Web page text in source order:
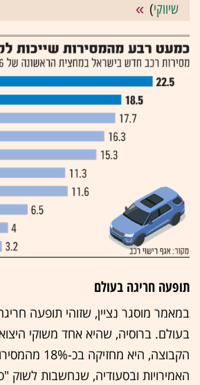
שיווקי)
תופעה חריגה בעולם
במאמר מוסגר נציין, שזוהי תופעה
בעולם. ברוסיה, שהיא אחד משוקי
הקבוצה, היא
האמירויות ובסעודיה, שנחשבות לשוק